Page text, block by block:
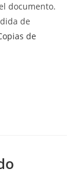
documento.
de
de